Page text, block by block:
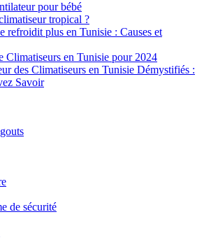
pour bébé
tropical ?
refroidit plus en Tunisie : Causes et
Climatiseurs en Tunisie pour 2024
des Climatiseurs en Tunisie Démystifiés :
Savoir
de sécurité